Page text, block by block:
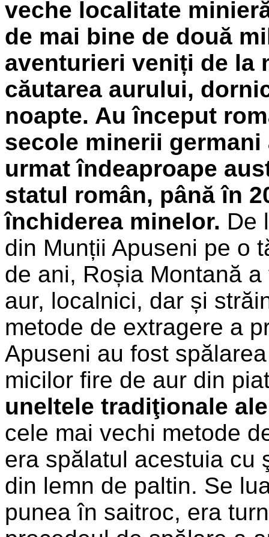
veche localitate
de mai bine de două
aventurieri veniți de la
căutarea aurului,
noapte. Au început
secole minerii
urmat îndeaproape
statul român, până în
închiderea minelor. De
din Munții Apuseni pe o
de ani, Roșia Montană
aur, localnici, dar și
metode de extragere a
Apuseni au fost
micilor fire de aur din
uneltele tradiţionale
cele mai vechi metode
era spălatul acestuia cu
din lemn de paltin. Se
punea în saitroc, era